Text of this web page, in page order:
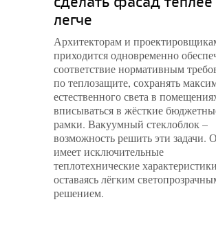
легче
Архитекторам и
приходится одновременно
соответствие нормативным
по теплозащите, сохранять
естественного света в
вписываться в жёсткие
рамки. Вакуумный стеклоблок –
возможность решить эти задачи.
имеет исключительные
теплотехнические
оставаясь лёгким
решением.